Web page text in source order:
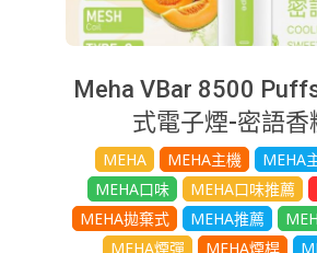
Meha VBar 8500
式電子煙-密語香
2025-
08-
20
MEHA MEHA主機
MEHA
MEHA口味
MEHA口味推薦
MEHA拋棄式
MEHA推薦
MEHA煙彈
MEHA煙桿